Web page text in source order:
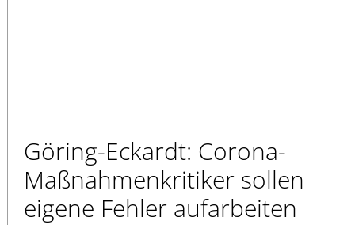
Göring-Eckardt: Corona-
Maßnahmenkritiker sollen
eigene Fehler aufarbeiten